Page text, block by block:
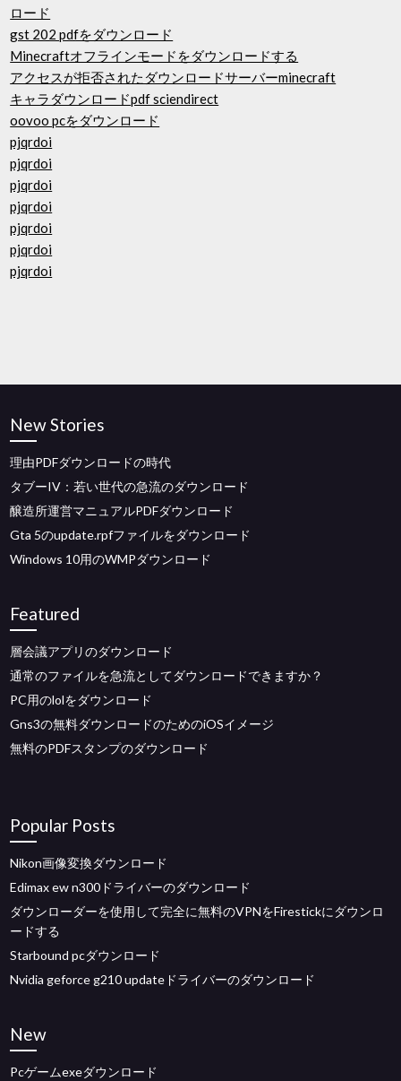
ロード
gst 202 pdfをダウンロード
Minecraftオフラインモードをダウンロードする
アクセスが拒否されたダウンロードサーバーminecraft
キャラダウンロードpdf sciendirect
oovoo pcをダウンロード
pjqrdoi
pjqrdoi
pjqrdoi
pjqrdoi
pjqrdoi
pjqrdoi
pjqrdoi
New Stories
理由PDFダウンロードの時代
タブーIV：若い世代の急流のダウンロード
醸造所運営マニュアルPDFダウンロード
Gta 5のupdate.rpfファイルをダウンロード
Windows 10用のWMPダウンロード
Featured
層会議アプリのダウンロード
通常のファイルを急流としてダウンロードできますか？
PC用のlolをダウンロード
Gns3の無料ダウンロードのためのiOSイメージ
無料のPDFスタンプのダウンロード
Popular Posts
Nikon画像変換ダウンロード
Edimax ew n300ドライバーのダウンロード
ダウンローダーを使用して完全に無料のVPNをFirestickにダウンロ
ードする
Starbound pcダウンロード
Nvidia geforce g210 updateドライバーのダウンロード
New
Pcゲームexeダウンロード